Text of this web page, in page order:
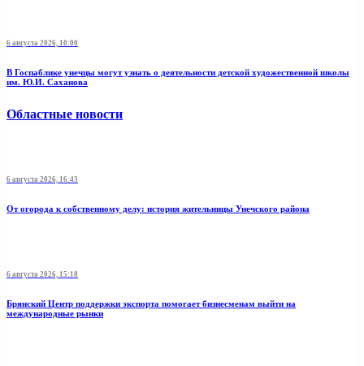
6 августа 2026, 10:00
В Госпаблике унечцы могут узнать о деятельности детской художественной школы
им. Ю.И. Саханова
Областные новости
6 августа 2026, 16:43
От огорода к собственному делу: история жительницы Унечского района
6 августа 2026, 15:18
Брянский Центр поддержки экспорта помогает бизнесменам выйти на
международные рынки